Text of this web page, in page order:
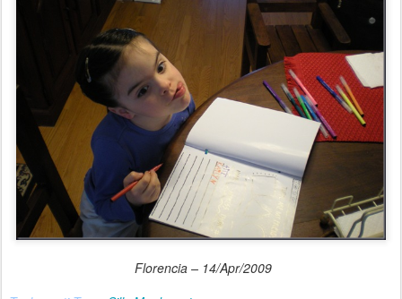
Florencia – 14/Apr/2009